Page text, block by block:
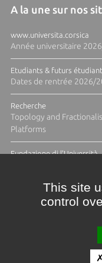
A la une sur nos
www.universita.corsica
Année universitaire
Etudiants & futurs
Dates de rentrée 2026/
Recherche
Topology and
Platforms
Fundazione di l'Università
This site
control